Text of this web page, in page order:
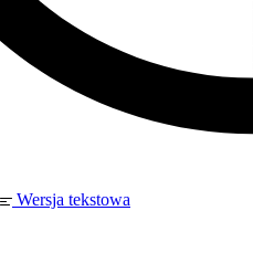
Wersja tekstowa